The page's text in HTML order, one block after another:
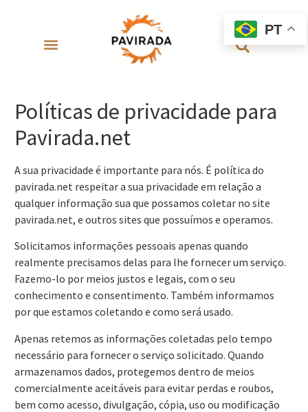
Políticas de privacidade para
Pavirada.net
A sua privacidade é importante para nós. É política do
pavirada.net respeitar a sua privacidade em relação a
qualquer informação sua que possamos coletar no site
pavirada.net, e outros sites que possuímos e operamos.
Solicitamos informações pessoais apenas quando
realmente precisamos delas para lhe fornecer um serviço.
Fazemo-lo por meios justos e legais, com o seu
conhecimento e consentimento. Também informamos
por que estamos coletando e como será usado.
Apenas retemos as informações coletadas pelo tempo
necessário para fornecer o serviço solicitado. Quando
armazenamos dados, protegemos dentro de meios
comercialmente aceitáveis para evitar perdas e roubos,
bem como acesso, divulgação, cópia, uso ou modificação
PT